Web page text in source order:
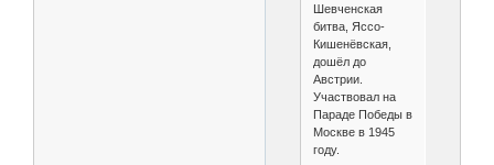
Шевченская
битва, Яссо-
Кишенёвская,
дошёл до
Австрии.
Участвовал на
Параде Победы в
Москве в 1945
году.